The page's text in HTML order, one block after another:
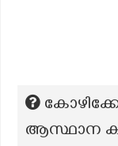
ആസ്ഥാന